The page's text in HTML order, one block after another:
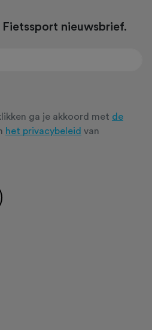
nieuwsbrief.
ga je akkoord met de
het privacybeleid van